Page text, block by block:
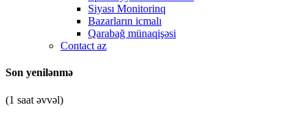
Siyası Monitorinq
Bazarların icmalı
Qarabağ münaqişəsi
Contact az
Son yenilənmə
(1 saat əvvəl)